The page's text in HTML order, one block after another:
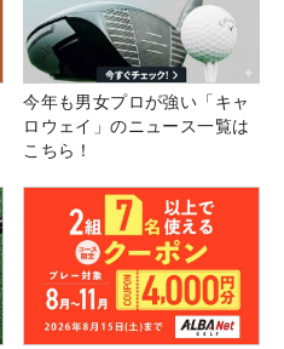
今年も男女プロが強い「キャ
ロウェイ」のニュース一覧は
こちら！